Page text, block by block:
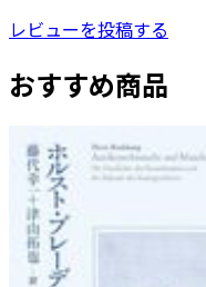
レビューを投稿する
おすすめ商品